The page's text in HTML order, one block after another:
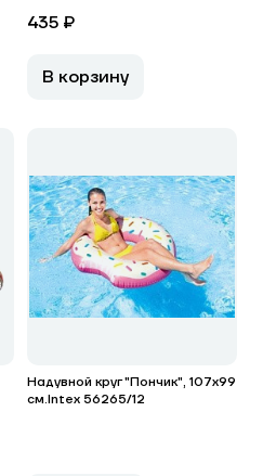
435 ₽
В корзину
Надувной круг "Пончик", 107x99
см.Intex 56265/12